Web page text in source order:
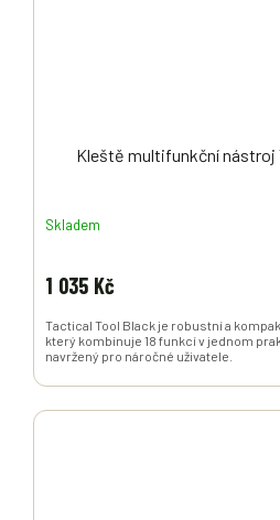
Kleště multifunkční nástroj
Skladem
1 035 Kč
Tactical Tool Black je robustní a
který kombinuje 18 funkcí v jednom
navržený pro náročné uživatele.